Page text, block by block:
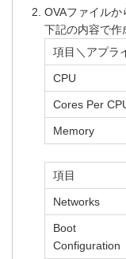
OVAファイル
下記の内容で作
項目＼アプラ
CPU
Cores Per
Memory
項目
Networks
Boot
Configuration